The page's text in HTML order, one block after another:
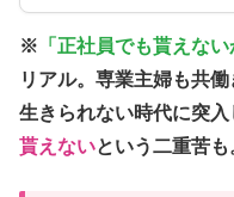
※ 「正社員でも貰えな
リアル。専業主婦も共
生きられない時代に突入
貰えないという二重苦も